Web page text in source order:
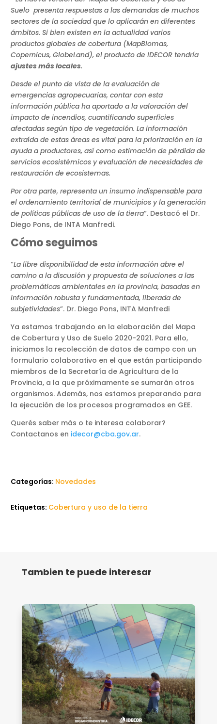
Suelo presenta respuestas a las demandas de muchos
sectores de la sociedad que lo aplicarán en diferentes
ámbitos. Si bien existen en la actualidad varios
productos globales de cobertura (MapBiomas,
Copernicus, GlobeLand), el producto de IDECOR tendría
ajustes más locales.
Desde el punto de vista de la evaluación de
emergencias agropecuarias, contar con esta
información pública ha aportado a la valoración del
impacto de incendios, cuantificando superficies
afectadas según tipo de vegetación. La información
extraída de estas áreas es vital para la priorización en la
ayuda a productores, así como estimación de pérdida de
servicios ecosistémicos y evaluación de necesidades de
restauración de ecosistemas.
Por otra parte, representa un insumo indispensable para
el ordenamiento territorial de municipios y la generación
de políticas públicas de uso de la tierra”. Destacó el Dr.
Diego Pons, de INTA Manfredi.
Cómo seguimos
“La libre disponibilidad de esta información abre el
camino a la discusión y propuesta de soluciones a las
problemáticas ambientales en la provincia, basadas en
información robusta y fundamentada, liberada de
subjetividades”. Dr. Diego Pons, INTA Manfredi
Ya estamos trabajando en la elaboración del Mapa
de Cobertura y Uso de Suelo 2020-2021. Para ello,
iniciamos la recolección de datos de campo con un
formulario colaborativo en el que están participando
miembros de la Secretaría de Agricultura de la
Provincia, a la que próximamente se sumarán otros
organismos. Además, nos estamos preparando para
la ejecución de los procesos programados en GEE.
Querés saber más o te interesa colaborar?
Contactanos en idecor@cba.gov.ar.
Categorías: Novedades
Etiquetas: Cobertura y uso de la tierra
Tambien te puede interesar